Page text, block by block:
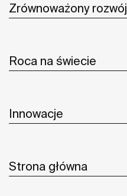
Zrównoważony rozwój
Roca na świecie
Innowacje
Strona główna